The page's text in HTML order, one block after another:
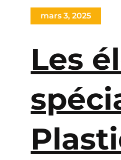
mars 3, 2025
Les